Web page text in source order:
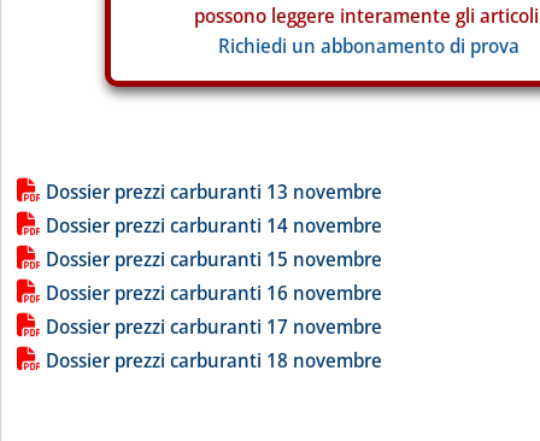
possono leggere interamente gli
Richiedi un abbonamento di prova
Lista allegati PDF alla notizia
Dossier prezzi carburanti 13 novembre
Dossier prezzi carburanti 14 novembre
Dossier prezzi carburanti 15 novembre
Dossier prezzi carburanti 16 novembre
Dossier prezzi carburanti 17 novembre
Dossier prezzi carburanti 18 novembre